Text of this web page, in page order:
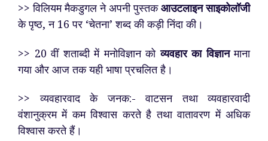
>> विलियम मैकडुगल ने अपनी पुस्तकआउटलाइन साइकोलॉजी
के पृष्ठ, न 16 पर ‘चेतना’ शब्द की कड़ी निंदा की।
>> 20 वीं शताब्दी में मनोविज्ञान कोव्यवहार का विज्ञानमाना
गया और आज तक यही भाषा प्रचलित है।
>> व्यवहारवाद के जनक:- वाटसन तथा व्यवहारवादी
वंशानुक्रम में कम विश्वास करते है तथा वातावरण में अधिक
विश्वास करते हैं।